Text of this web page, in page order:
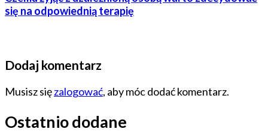
się na odpowiednią terapię
Dodaj komentarz
Musisz sięzalogować, aby móc dodać komentarz.
Ostatnio dodane